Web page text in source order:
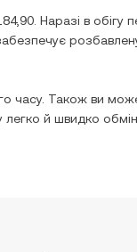
. Наразі в обігу
часу. Також ви
легко й швидко